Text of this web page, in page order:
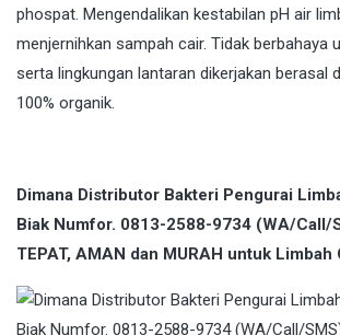
phospat. Mengendalikan kestabilan pH air
menjernihkan sampah cair. Tidak berbahaya
serta lingkungan lantaran dikerjakan berasal
100% organik.
Dimana Distributor Bakteri Pengurai
Biak Numfor. 0813-2588-9734 (WA/Call/
TEPAT, AMAN dan MURAH untuk Limbah